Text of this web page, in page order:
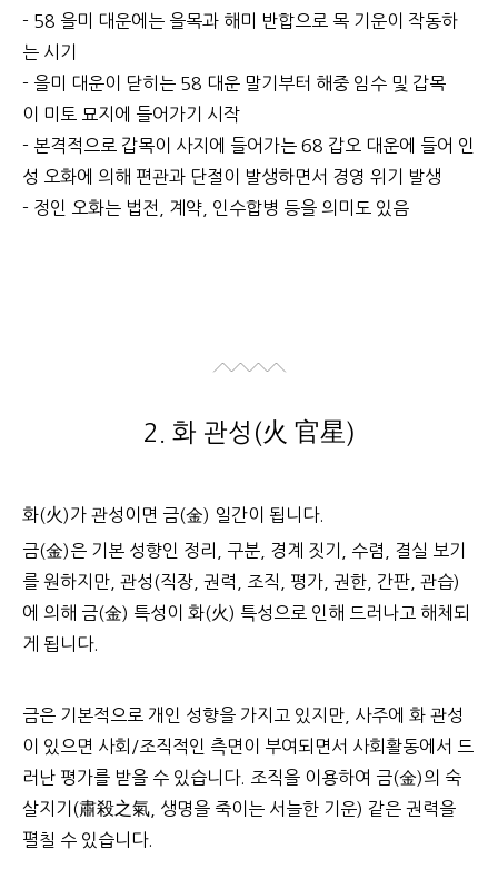
- 58 을미 대운에는 을목과 해미 반합으로 목 기운이 작동하
는 시기
- 을미 대운이 닫히는 58 대운 말기부터 해중 임수 및 갑목
이 미토 묘지에 들어가기 시작
- 본격적으로 갑목이 사지에 들어가는 68 갑오 대운에 들어 인
성 오화에 의해 편관과 단절이 발생하면서 경영 위기 발생
- 정인 오화는 법전, 계약, 인수합병 등을 의미도 있음
2. 화 관성(火 官星)
화(火)가 관성이면 금(金) 일간이 됩니다.
금(金)은 기본 성향인 정리, 구분, 경계 짓기, 수렴, 결실 보기
를 원하지만, 관성(직장, 권력, 조직, 평가, 권한, 간판, 관습)
에 의해 금(金) 특성이 화(火) 특성으로 인해 드러나고 해체되
게 됩니다.
금은 기본적으로 개인 성향을 가지고 있지만, 사주에 화 관성
이 있으면 사회/조직적인 측면이 부여되면서 사회활동에서 드
러난 평가를 받을 수 있습니다. 조직을 이용하여 금(金)의 숙
살지기(肅殺之氣, 생명을 죽이는 서늘한 기운) 같은 권력을
펼칠 수 있습니다.